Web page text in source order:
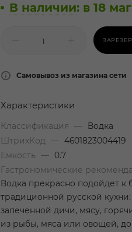
В наличии: в 18
Самовывоз из магазина сети
Характеристики
Классификация —
Водка
ШтрихКод
— 4601823004419
Емкость
—
0.7
Гастрономические
Водка прекрасно подойдет к
традиционной русской кухни:
запеченной дичи, мясу,
из рыбы, мяса или овощей,